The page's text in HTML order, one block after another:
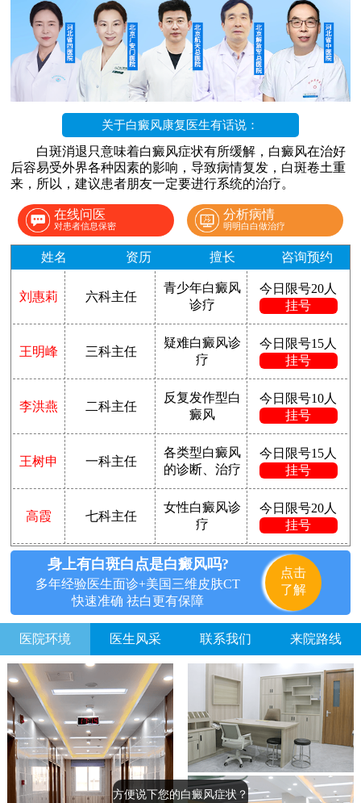
关于白癜风康复医生有话说：
白斑消退只意味着白癜风症状有所缓解，白癜风在治好
后容易受外界各种因素的影响，导致病情复发，白斑卷土重
来，所以，建议患者朋友一定要进行系统的治疗。
在线问医
对患者信息保密
分析病情
明明白白做治疗
姓名 资历 擅长 咨询预约
刘惠莉 六科主任
青少年白癜风
诊疗
今日限号20人
挂号
王明峰 三科主任
疑难白癜风诊
疗
今日限号15人
挂号
李洪燕 二科主任
反复发作型白
癜风
今日限号10人
挂号
王树申 一科主任
各类型白癜风
的诊断、治疗
今日限号15人
挂号
高霞 七科主任
女性白癜风诊
疗
今日限号20人
挂号
身上有白斑白点是白癜风吗?
多年经验医生面诊+美国三维皮肤CT
快速准确 祛白更有保障
点击
了解
医院环境 医生风采 联系我们 来院路线
方便说下您的白癜风症状？